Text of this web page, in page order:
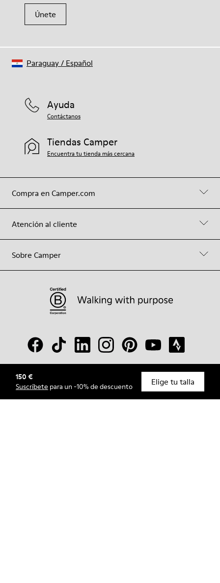
150 €
Suscríbete para un -10% de descuento Elige tu talla
Únete
Compra en Camper.com
Atención al cliente
Sobre Camper
Ayuda
Contáctanos
Tiendas Camper
Encuentra tu tienda más cercana
© Camper, 2026
Paraguay/ Español